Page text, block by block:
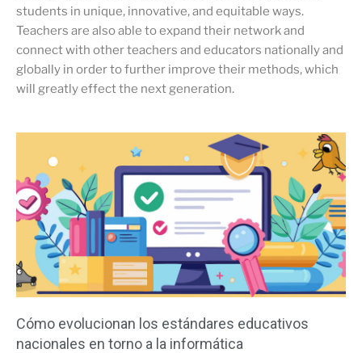
students in unique, innovative, and equitable ways.
Teachers are also able to expand their network and
connect with other teachers and educators nationally and
globally in order to further improve their methods, which
will greatly effect the next generation.
Cómo evolucionan los estándares educativos
nacionales en torno a la informática